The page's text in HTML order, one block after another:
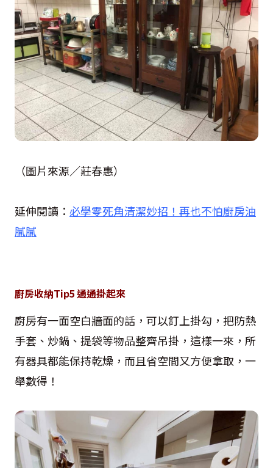
（圖片來源／莊春惠）
延伸閱讀： 必學零死角清潔妙招！再也不怕廚房油
膩膩
廚房收納Tip5 通通掛起來
廚房有一面空白牆面的話，可以釘上掛勾，把防熱
手套、炒鍋、提袋等物品整齊吊掛，這樣一來，所
有器具都能保持乾燥，而且省空間又方便拿取，一
舉數得！